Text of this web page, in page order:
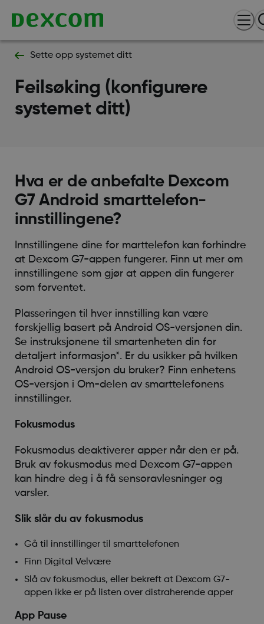
Sette opp systemet ditt
Feilsøking (konfigurere
systemet ditt)
Hva er de anbefalte Dexcom
G7 Android smarttelefon-
innstillingene?
Innstillingene dine for marttelefon kan forhindre
at Dexcom G7-appen fungerer. Finn ut mer om
innstillingene som gjør at appen din fungerer
som forventet.
Plasseringen til hver innstilling kan være
forskjellig basert på Android OS-versjonen din.
Se instruksjonene til smartenheten din for
detaljert informasjon*. Er du usikker på hvilken
Android OS-versjon du bruker? Finn enhetens
OS-versjon i Om-delen av smarttelefonens
innstillinger.
Fokusmodus
Fokusmodus deaktiverer apper når den er på.
Bruk av fokusmodus med Dexcom G7-appen
kan hindre deg i å få sensoravlesninger og
varsler.
Slik slår du av fokusmodus
Gå til innstillinger til smarttelefonen
Finn Digital Velvære
Slå av fokusmodus, eller bekreft at Dexcom G7-
appen ikke er på listen over distraherende apper
App Pause